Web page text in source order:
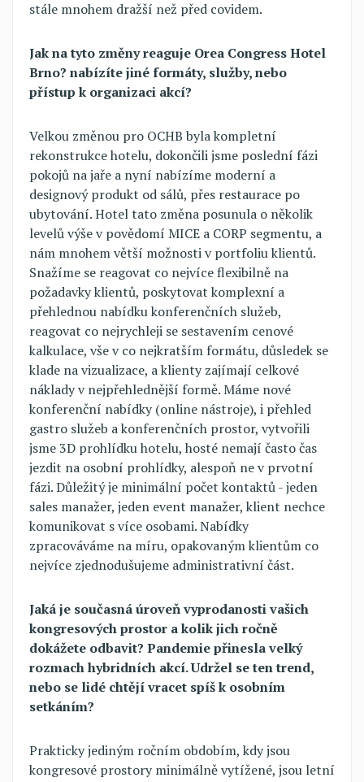
stále mnohem dražší než před covidem.
Jak na tyto změny reaguje Orea Congress Hotel
Brno? nabízíte jiné formáty, služby, nebo
přístup k organizaci akcí?
Velkou změnou pro OCHB byla kompletní
rekonstrukce hotelu, dokončili jsme poslední fázi
pokojů na jaře a nyní nabízíme moderní a
designový produkt od sálů, přes restaurace po
ubytování. Hotel tato změna posunula o několik
levelů výše v povědomí MICE a CORP segmentu, a
nám mnohem větší možnosti v portfoliu klientů.
Snažíme se reagovat co nejvíce flexibilně na
požadavky klientů, poskytovat komplexní a
přehlednou nabídku konferenčních služeb,
reagovat co nejrychleji se sestavením cenové
kalkulace, vše v co nejkratším formátu, důsledek se
klade na vizualizace, a klienty zajímají celkové
náklady v nejpřehlednější formě. Máme nové
konferenční nabídky (online nástroje), i přehled
gastro služeb a konferenčních prostor, vytvořili
jsme 3D prohlídku hotelu, hosté nemají často čas
jezdit na osobní prohlídky, alespoň ne v prvotní
fázi. Důležitý je minimální počet kontaktů - jeden
sales manažer, jeden event manažer, klient nechce
komunikovat s více osobami. Nabídky
zpracováváme na míru, opakovaným klientům co
nejvíce zjednodušujeme administrativní část.
Jaká je současná úroveň vyprodanosti vašich
kongresových prostor a kolik jich ročně
dokážete odbavit? Pandemie přinesla velký
rozmach hybridních akcí. Udržel se ten trend,
nebo se lidé chtějí vracet spíš k osobním
setkáním?
Prakticky jediným ročním obdobím, kdy jsou
kongresové prostory minimálně vytížené, jsou letní